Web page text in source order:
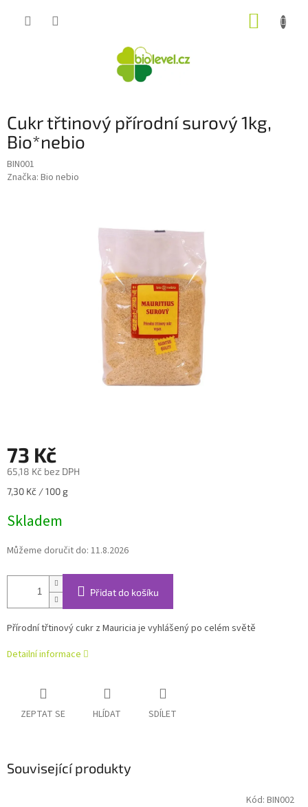
Cukr třtinový přírodní surový 1kg,
Bio*nebio
BIN001
Značka: Bio nebio
73 Kč
65,18 Kč bez DPH
Měrná
7,30 Kč / 100 g
Skladem
Můžeme doručit do: 11.8.2026
Přidat do košíku
Přírodní třtinový cukr z Mauricia je vyhlášený po celém světě
Detailní informace
ZEPTAT SE HLÍDAT SDÍLET
Související produkty
Kód: BIN002